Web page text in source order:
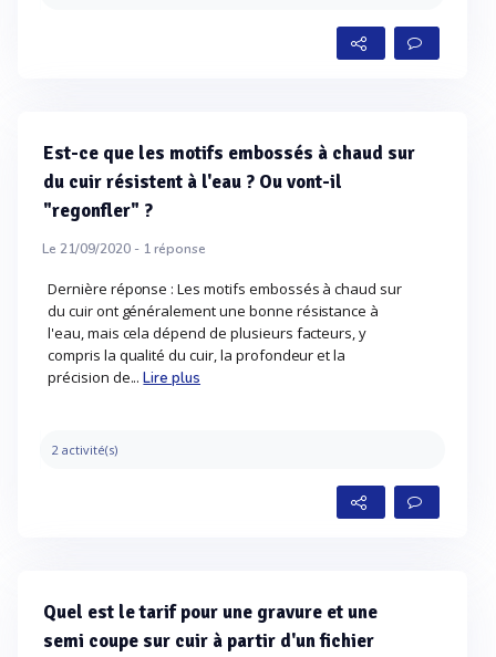
Est-ce que les motifs embossés à chaud sur
du cuir résistent à l'eau ? Ou vont-il
"regonfler" ?
Le 21/09/2020 - 1réponse
Dernière réponse : Les motifs embossés à chaud sur
du cuir ont généralement une bonne résistance à
l'eau, mais cela dépend de plusieurs facteurs, y
compris la qualité du cuir, la profondeur et la
précision de...Lire plus
2 activité(s)
Quel est le tarif pour une gravure et une
semi coupe sur cuir à partir d'un fichier